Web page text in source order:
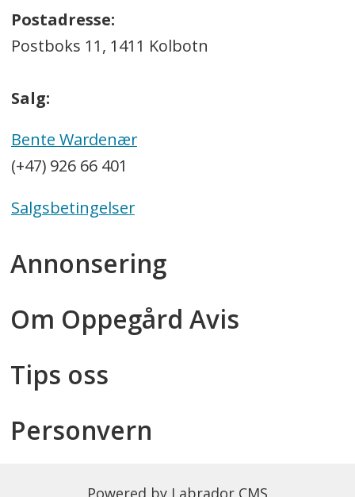
Postadresse:
Postboks 11, 1411 Kolbotn
Salg:
Bente Wardenær
(+47) 926 66 401
Salgsbetingelser
Annonsering
Om Oppegård Avis
Tips oss
Personvern
Powered by Labrador CMS